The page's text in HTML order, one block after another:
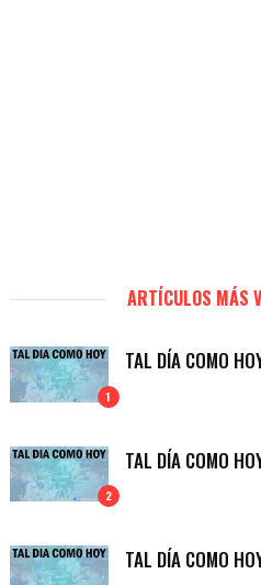
ARTÍCULOS MÁS
1
TAL DÍA COMO
2
TAL DÍA COMO
TAL DÍA COMO